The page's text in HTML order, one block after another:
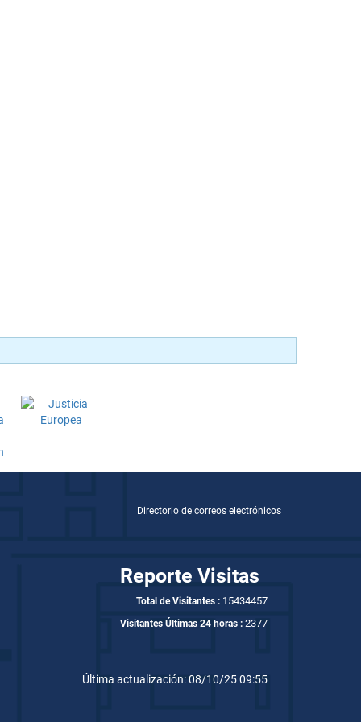
Directorio de correos electrónicos
Reporte Visitas
Total de Visitantes : 15434457
Visitantes Últimas 24 horas : 2377
Última actualización: 08/10/25 09:55